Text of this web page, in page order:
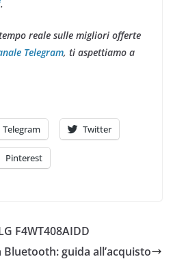
.
reale sulle migliori offerte
Telegram, ti aspettiamo a
Telegram Twitter
Pinterest
F4WT408AIDD
Bluetooth: guida all’acquisto